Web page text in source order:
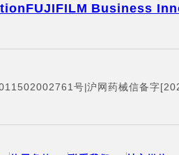
FUJIFILM Business
号|沪网药械信备字